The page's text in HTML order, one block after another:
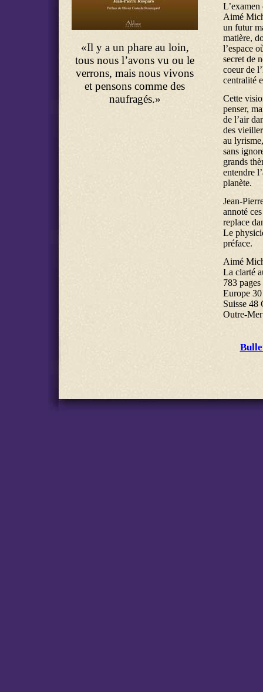
«Il y a un phare au loin,
tous nous l’avons vu ou le
verrons, mais nous vivons
et pensons comme des
naufragés.»
Aimé
un futur
matière,
l’espace
secret de
coeur de
centralité
Cette
penser,
de l’air
des
au
sans
grands
entendre
planète.
Jean-
annoté
replace
Le
préface.
Aimé
La clarté
783 pages
Europe
Suisse
Outre-